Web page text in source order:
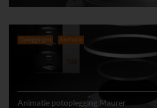
Opleggingen Animatie
Animatie potoplegging Maurer